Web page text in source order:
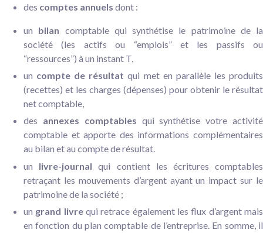
des comptes annuels dont :
un bilan comptable qui synthétise le patrimoine de la
société (les actifs ou “emplois” et les passifs ou
“ressources”) à un instant T,
un compte de résultatqui met en parallèle les produits
(recettes) et les charges (dépenses) pour obtenir le résultat
net comptable,
des annexes comptables qui synthétise votre activité
comptable et apporte des informations complémentaires
au bilan et au compte de résultat.
un livre-journal qui contient les écritures comptables
retraçant les mouvements d’argent ayant un impact sur le
patrimoine de la société ;
un grand livre qui retrace également les flux d’argent mais
en fonction du plan comptable de l’entreprise. En somme, il